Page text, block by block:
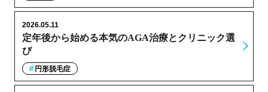
定年後から始める本気のAGA治療とクリニック選
び
2026.05.11
円形脱毛症